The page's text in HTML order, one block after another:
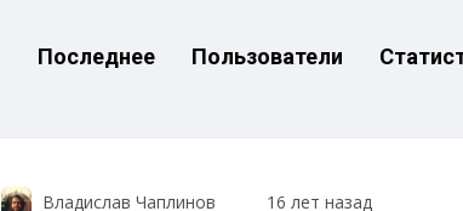
Последнее Пользователи
Владислав Чаплинов 16 лет назад